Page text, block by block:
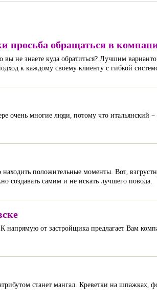
просьба обращаться в
не знаете куда обратиться? Лучшим
к каждому своему клиенту с гибкой
очень многие люди, потому что итальянский
положительные моменты. Вот,
создавать самим и не искать лучшего повода.
от застройщика предлагает Вам
станет мангал. Креветки на шпажках,